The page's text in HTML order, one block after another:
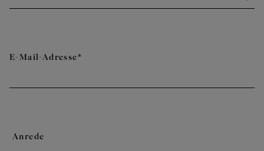
E-Mail-Adresse*
Anrede